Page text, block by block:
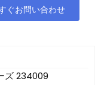
ぐお問い合わせ
ズ 234009